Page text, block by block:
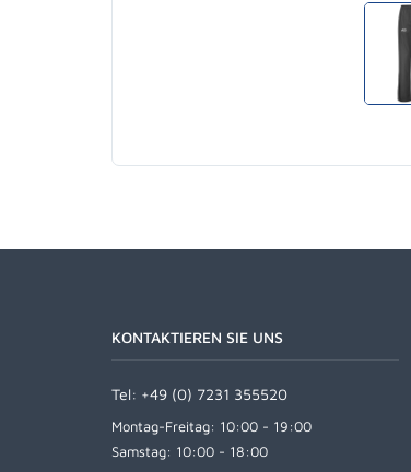
KONTAKTIEREN SIE UNS
Tel: +49 (0) 7231 355520
Montag-Freitag: 10:00 - 19:00
Samstag: 10:00 - 18:00